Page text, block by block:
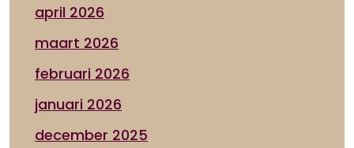
april 2026
maart 2026
februari 2026
januari 2026
december 2025